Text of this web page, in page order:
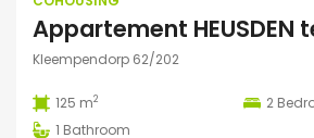
Kleempendorp 62/202
125 m2 2
1 Bathroom